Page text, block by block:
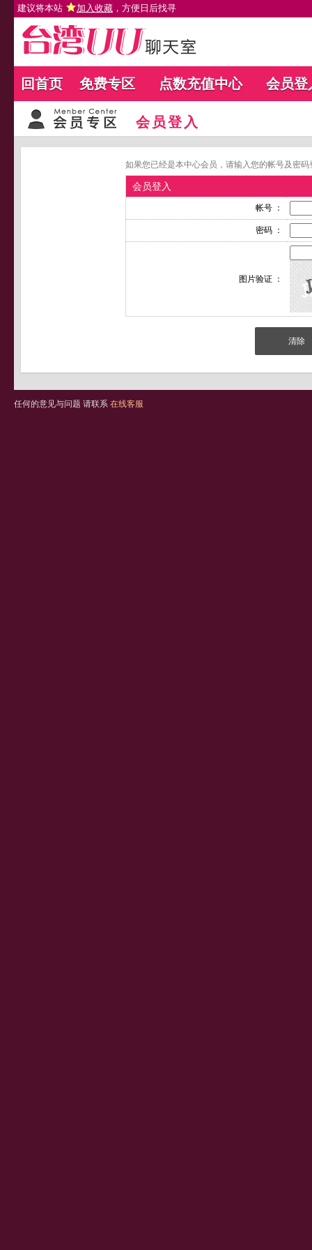
建议将本站 加入收藏 ，方便日后找寻
回首页 免费专区 点数充值中心 会员登
会员登入
如果您已经是本中心会员，请输入您的帐号及密
会员登入
帐号 ：
密码 ：
图片验证 ：
任何的意见与问题 请联系 在线客服